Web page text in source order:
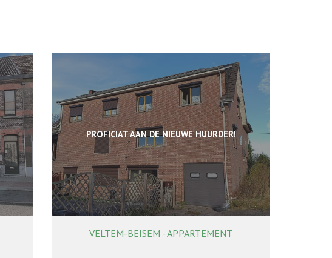
PROFICIAT AAN DE NIEUWE HUURDER!
75 m² 1 1
VELTEM-BEISEM - APPARTEMENT